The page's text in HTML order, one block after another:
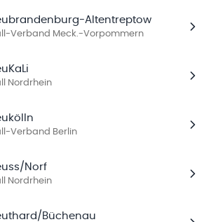
Altentreptow
Verband Meck.-Vorpommern
Nordrhein
Verband Berlin
Norf
Nordrhein
Büchenau